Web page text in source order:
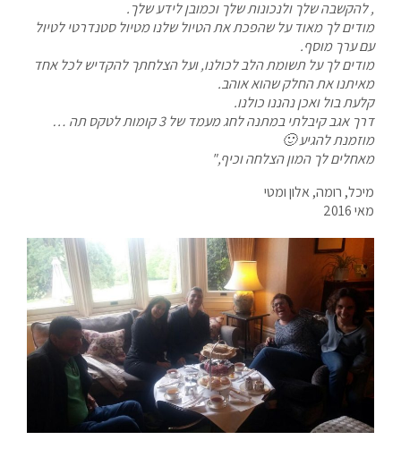
, להקשבה שלך ולנכונות שלך וכמובן לידע שלך.
מודים לך מאוד על שהפכת את הטיול שלנו מטיול סטנדרטי לטיול
עם ערך מוסף.
מודים לך על תשומת הלב לכולנו, ועל הצלחתך להקדיש לכל אחד
מאיתנו את החלק שהוא אוהב.
קלעת בול ואכן נהננו כולנו.
דרך אגב קיבלתי במתנה לחג מעמד של 3 קומות לטקס תה …
מוזמנת להגיע 🙂
מאחלים לך המון הצלחה וכיף,"
מיכל, רומה, אלון ומטי
מאי 2016